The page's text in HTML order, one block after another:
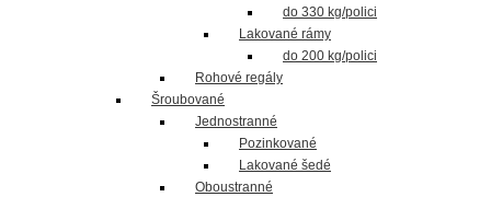
do 330 kg/polici
Lakované rámy
do 200 kg/polici
Rohové regály
Šroubované
Jednostranné
Pozinkované
Lakované šedé
Oboustranné